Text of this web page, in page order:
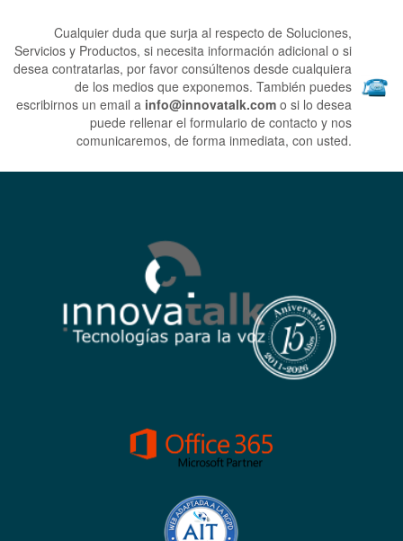
Cualquier duda que surja al respecto de Soluciones,
Servicios y Productos, si necesita información adicional o si
desea contratarlas, por favor consúltenos desde cualquiera
de los medios que exponemos. También puedes
escribirnos un email a info@innovatalk.com o si lo desea
puede rellenar el formulario de contacto y nos
comunicaremos, de forma inmediata, con usted.